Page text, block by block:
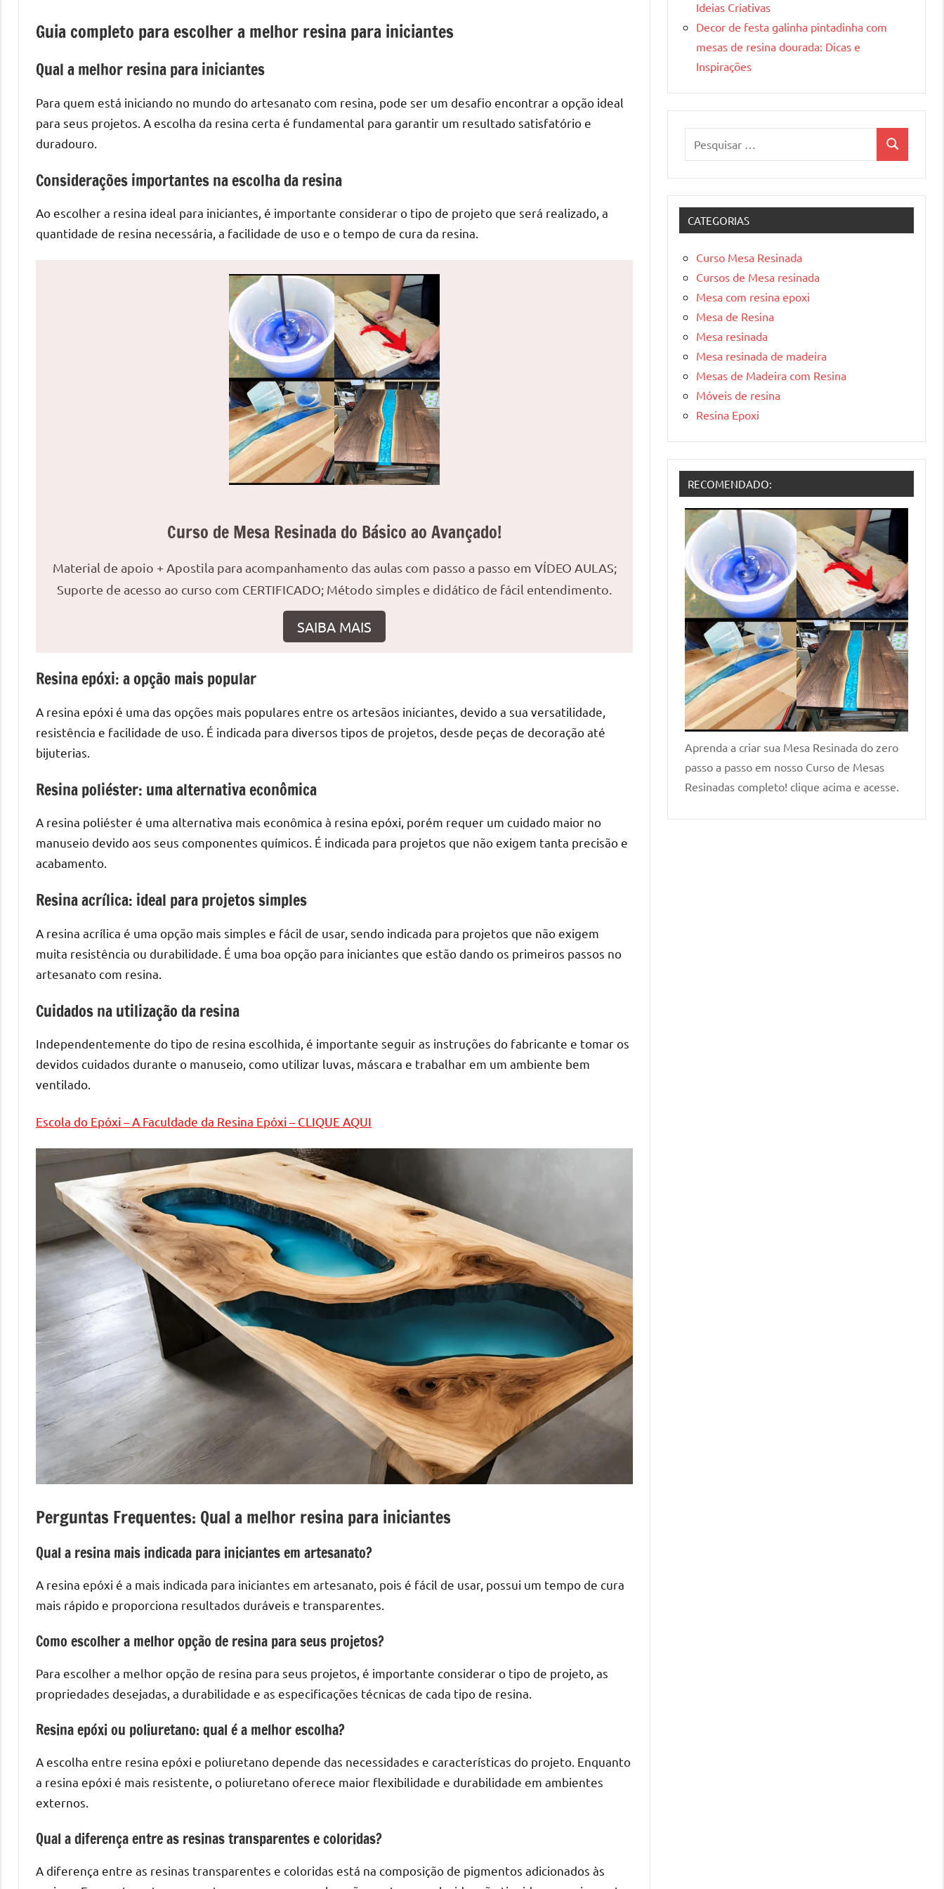
mesas
jantar
resina
e
mesas
resinadas.
Quer
procura
uma
mesa
redonda
para
reuniões
ou
uma
mesa
de
jantar
lugares,
você
encontrará
transformar
ambiente
peças
únicas.
em
apresentar
práticas
de
alta
qualidade,
como
populares
River
Tables
e
mesas
de
tampinhas
resinadas.
Guia completo para escolher a melhor resina para iniciantes
Qual a melhor resina para iniciantes
Para quem está iniciando no mundo do artesanato com resina, pode ser um desafio encontrar a opção ideal
para seus projetos. A escolha da resina certa é fundamental para garantir um resultado satisfatório e
duradouro.
Considerações importantes na escolha da resina
Ao escolher a resina ideal para iniciantes, é importante considerar o tipo de projeto que será realizado, a
quantidade de resina necessária, a facilidade de uso e o tempo de cura da resina.
Curso de Mesa Resinada do Básico ao Avançado!
Material de apoio + Apostila para acompanhamento das aulas com passo a passo em VÍDEO AULAS;
Suporte de acesso ao curso com CERTIFICADO; Método simples e didático de fácil entendimento.
SAIBA MAIS
Resina epóxi: a opção mais popular
A resina epóxi é uma das opções mais populares entre os artesãos iniciantes, devido a sua versatilidade,
resistência e facilidade de uso. É indicada para diversos tipos de projetos, desde peças de decoração até
bijuterias.
Resina poliéster: uma alternativa econômica
A resina poliéster é uma alternativa mais econômica à resina epóxi, porém requer um cuidado maior no
manuseio devido aos seus componentes químicos. É indicada para projetos que não exigem tanta precisão e
acabamento.
Resina acrílica: ideal para projetos simples
A resina acrílica é uma opção mais simples e fácil de usar, sendo indicada para projetos que não exigem
muita resistência ou durabilidade. É uma boa opção para iniciantes que estão dando os primeiros passos no
artesanato com resina.
Cuidados na utilização da resina
Independentemente do tipo de resina escolhida, é importante seguir as instruções do fabricante e tomar os
devidos cuidados durante o manuseio, como utilizar luvas, máscara e trabalhar em um ambiente bem
ventilado.
Escola do Epóxi – A Faculdade da Resina Epóxi – CLIQUE AQUI
Perguntas Frequentes: Qual a melhor resina para iniciantes
Qual a resina mais indicada para iniciantes em artesanato?
A resina epóxi é a mais indicada para iniciantes em artesanato, pois é fácil de usar, possui um tempo de cura
mais rápido e proporciona resultados duráveis e transparentes.
Como escolher a melhor opção de resina para seus projetos?
Para escolher a melhor opção de resina para seus projetos, é importante considerar o tipo de projeto, as
propriedades desejadas, a durabilidade e as especificações técnicas de cada tipo de resina.
Resina epóxi ou poliuretano: qual é a melhor escolha?
A escolha entre resina epóxi e poliuretano depende das necessidades e características do projeto. Enquanto
a resina epóxi é mais resistente, o poliuretano oferece maior flexibilidade e durabilidade em ambientes
externos.
Qual a diferença entre as resinas transparentes e coloridas?
A diferença entre as resinas transparentes e coloridas está na composição de pigmentos adicionados às
Ideias Criativas
Decor de festa galinha pintadinha com
mesas de resina dourada: Dicas e
Inspirações
Pesquisa
CATEGORIAS
Curso Mesa Resinada
Cursos de Mesa resinada
Mesa com resina epoxi
Mesa de Resina
Mesa resinada
Mesa resinada de madeira
Mesas de Madeira com Resina
Móveis de resina
Resina Epoxi
RECOMENDADO:
Aprenda a criar sua Mesa Resinada do zero
passo a passo em nosso Curso de Mesas
Resinadas completo! clique acima e acesse.